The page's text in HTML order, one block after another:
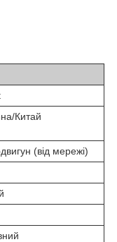
Китай
(від мережі)